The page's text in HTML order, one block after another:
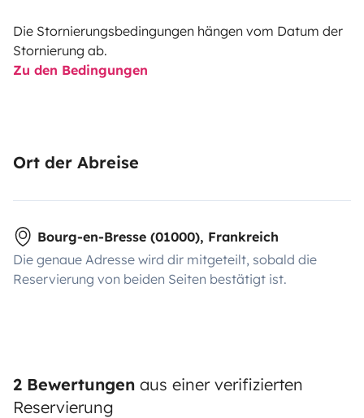
Die Stornierungsbedingungen hängen vom Datum der
Stornierung ab.
Zu den Bedingungen
Ort der Abreise
Bourg-en-Bresse (01000), Frankreich
Die genaue Adresse wird dir mitgeteilt, sobald die
Reservierung von beiden Seiten bestätigt ist.
2 Bewertungen aus einer verifizierten
Reservierung